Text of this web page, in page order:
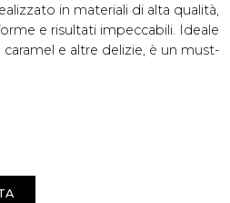
in materiali di alta qualità,
e risultati impeccabili. Ideale
e altre delizie, è un must-